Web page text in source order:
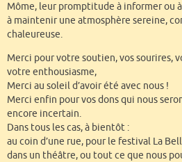
Môme, leur promptitude à informer ou
à maintenir une atmosphère sereine,
chaleureuse.
Merci pour votre soutien, vos sourires,
votre enthousiasme,
Merci au soleil d’avoir été avec nous !
Merci enfin pour vos dons qui nous
encore incertain.
Dans tous les cas, à bientôt :
au coin d’une rue, pour le festival La
dans un théâtre, ou tout ce que nous